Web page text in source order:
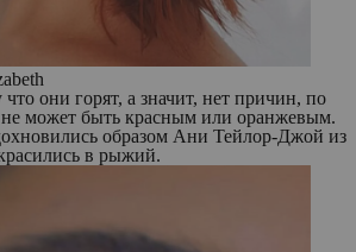
они горят, а значит, нет причин, по
может быть красным или оранжевым.
образом Ани Тейлор-Джой из
в рыжий.